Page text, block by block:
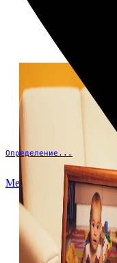
Определение...
Меню